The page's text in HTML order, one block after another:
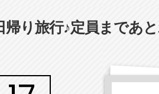
帰り旅行♪定員まであ